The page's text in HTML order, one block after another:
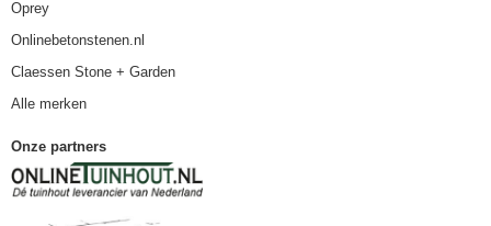
Oprey
Onlinebetonstenen.nl
Claessen Stone + Garden
Alle merken
Onze partners